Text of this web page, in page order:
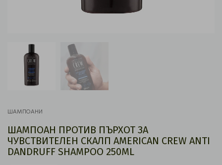
ШАМПОАНИ
ШАМПОАН ПРОТИВ ПЪРХОТ ЗА
ЧУВСТВИТЕЛЕН СКАЛП AMERICAN CREW ANTI
DANDRUFF SHAMPOO 250ML